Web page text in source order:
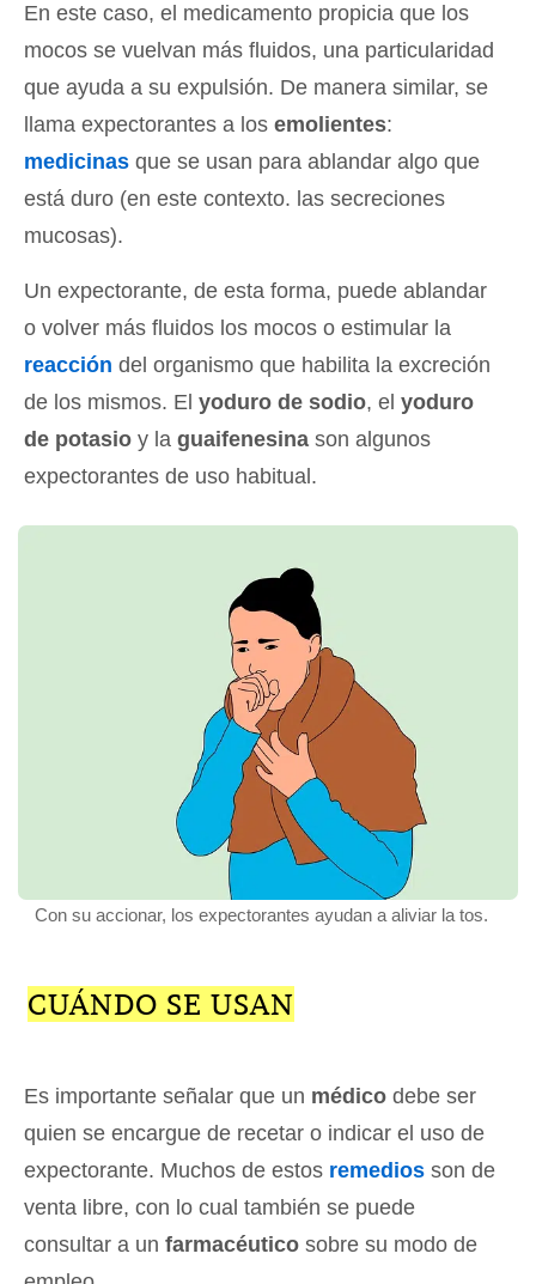
En este caso, el medicamento propicia que los
mocos se vuelvan más fluidos, una particularidad
que ayuda a su expulsión. De manera similar, se
llama expectorantes a los emolientes:
medicinas que se usan para ablandar algo que
está duro (en este contexto. las secreciones
mucosas).
Un expectorante, de esta forma, puede ablandar
o volver más fluidos los mocos o estimular la
reacción del organismo que habilita la excreción
de los mismos. El yoduro de sodio, el yoduro
de potasio y la guaifenesina son algunos
expectorantes de uso habitual.
Con su accionar, los expectorantes ayudan a aliviar la tos.
CUÁNDO SE USAN
Es importante señalar que un médico debe ser
quien se encargue de recetar o indicar el uso de
expectorante. Muchos de estos remedios son de
venta libre, con lo cual también se puede
consultar a un farmacéutico sobre su modo de